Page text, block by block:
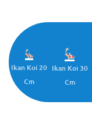
Ikan Koi 20
Cm
Ikan Koi 30
Cm